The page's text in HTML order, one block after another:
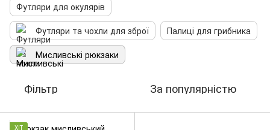
Футляри для окулярів
Футляри та чохли для зброї
Палиці для грибника
Мисливські рюкзаки
Фільтр За популярністю
ХІТ